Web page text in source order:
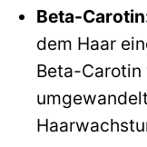
Beta-
dem Haar
Beta-Carotin